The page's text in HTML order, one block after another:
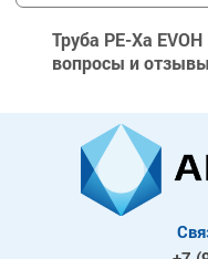
Труба PE-Xa
вопросы и отзывы